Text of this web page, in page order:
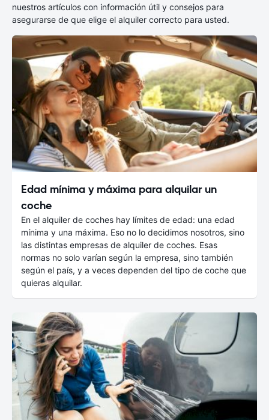
nuestros artículos con información útil y consejos para
asegurarse de que elige el alquiler correcto para usted.
Edad mínima y máxima para alquilar un
coche
En el alquiler de coches hay límites de edad: una edad
mínima y una máxima. Eso no lo decidimos nosotros, sino
las distintas empresas de alquiler de coches. Esas
normas no solo varían según la empresa, sino también
según el país, y a veces dependen del tipo de coche que
quieras alquilar.